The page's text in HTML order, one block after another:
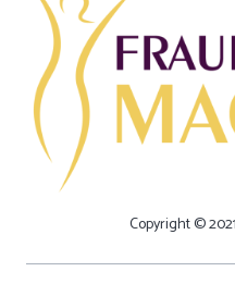
Copyright ©